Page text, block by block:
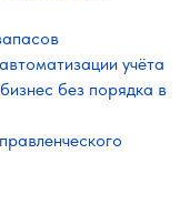
учёта
без порядка в